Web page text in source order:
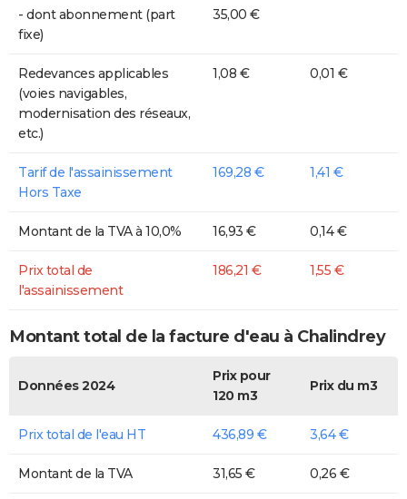
- dont abonnement (part
fixe)
35,00 €
Redevances applicables
(voies navigables,
modernisation des réseaux,
etc.)
1,08 € 0,01 €
Tarif de l'assainissement
Hors Taxe
169,28 € 1,41 €
Montant de la TVA à 10,0% 16,93 € 0,14 €
Prix total de
l'assainissement
186,21 € 1,55 €
Montant total de la facture d'eau à Chalindrey
Données 2024
Prix pour
120 m3
Prix du m3
Prix total de l'eau HT 436,89 € 3,64 €
Montant de la TVA 31,65 € 0,26 €